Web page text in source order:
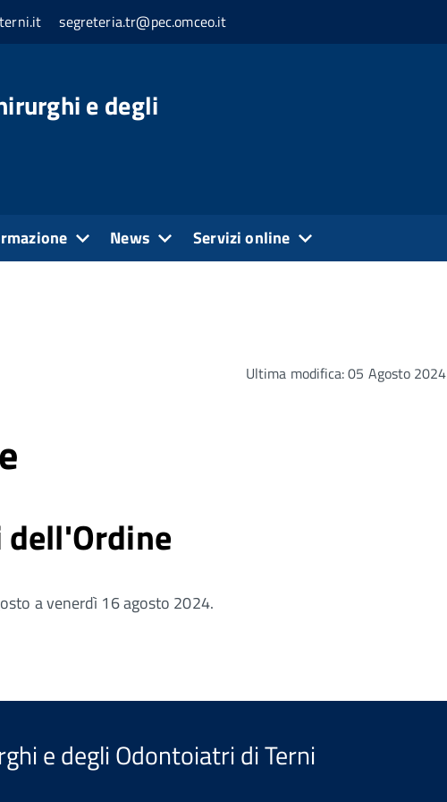
segreteria.tr@pec.omceo.it
e degli
News Servizi online
Ultima modifica: 05 Agosto 2024
a venerdì 16 agosto 2024.
e degli Odontoiatri di Terni